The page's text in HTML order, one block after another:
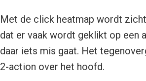
Met de click heatmap wordt
dat er vaak wordt geklikt op een
daar iets mis gaat. Het
2-action over het hoofd.